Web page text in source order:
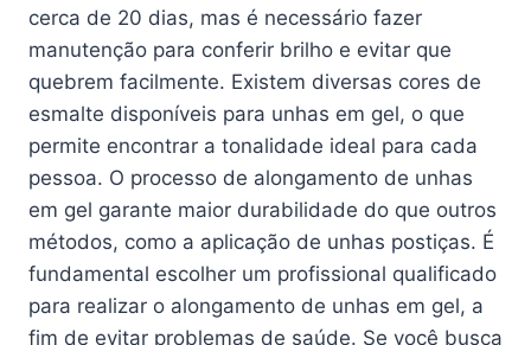
cerca de 20 dias, mas é necessário fazer
manutenção para conferir brilho e evitar que
quebrem facilmente. Existem diversas cores de
esmalte disponíveis para unhas em gel, o que
permite encontrar a tonalidade ideal para cada
pessoa. O processo de alongamento de unhas
em gel garante maior durabilidade do que outros
métodos, como a aplicação de unhas postiças. É
fundamental escolher um profissional qualificado
para realizar o alongamento de unhas em gel, a
fim de evitar problemas de saúde. Se você busca